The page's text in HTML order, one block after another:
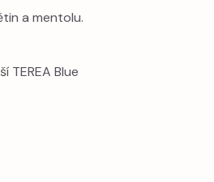
a mentolu.
TEREA Blue